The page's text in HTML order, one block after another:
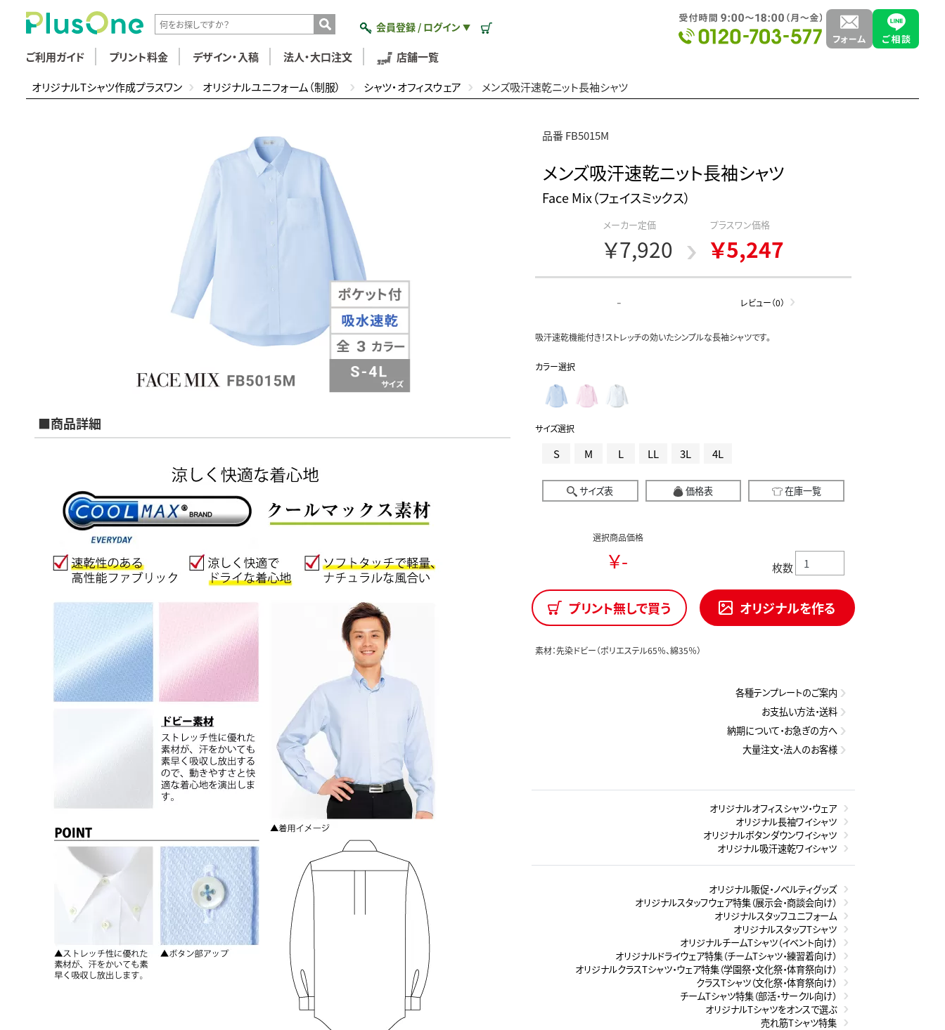
会員登録 / ログイン ▼
ご利用ガイド プリント料金 デザイン・入稿 法人・大口注文 店舗一覧
オリジナルTシャツ作成プラスワン オリジナルユニフォーム（制服） シャツ・オフィスウェア メンズ吸汗速乾ニット長袖シャツ
■商品詳細
品番 FB5015M
メンズ吸汗速乾ニット長袖シャツ
Face Mix（フェイスミックス）
メーカー定価
￥7,920
プラスワン価格
￥5,247
- レビュー（0）
吸汗速乾機能付き！ストレッチの効いたシンプルな長袖シャツです。
カラー選択
サイズ選択
S M L LL 3L 4L
サイズ表 価格表 在庫一覧
選択商品価格
￥- 枚数
プリント無しで買う オリジナルを作る
素材：先染ドビー（ポリエステル65％、綿35％）
各種テンプレートのご案内
お支払い方法・送料
納期について・お急ぎの方へ
大量注文・法人のお客様
オリジナルオフィスシャツ・ウェア
オリジナル長袖ワイシャツ
オリジナルボタンダウンワイシャツ
オリジナル吸汗速乾ワイシャツ
オリジナル販促・ノベルティグッズ
オリジナルスタッフウェア特集（展示会・商談会向け）
オリジナルスタッフユニフォーム
オリジナルスタッフTシャツ
オリジナルチームTシャツ（イベント向け）
オリジナルドライウェア特集（チームTシャツ・練習着向け）
オリジナルクラスTシャツ・ウェア特集（学園祭・文化祭・体育祭向け）
クラスTシャツ（文化祭・体育祭向け）
チームTシャツ特集（部活・サークル向け）
オリジナルTシャツをオンスで選ぶ
売れ筋Tシャツ特集